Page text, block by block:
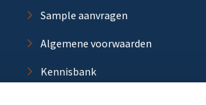
Sample aanvragen
Algemene voorwaarden
Kennisbank